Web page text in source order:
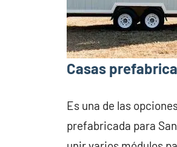
Casas
Es una de las
prefabricada para